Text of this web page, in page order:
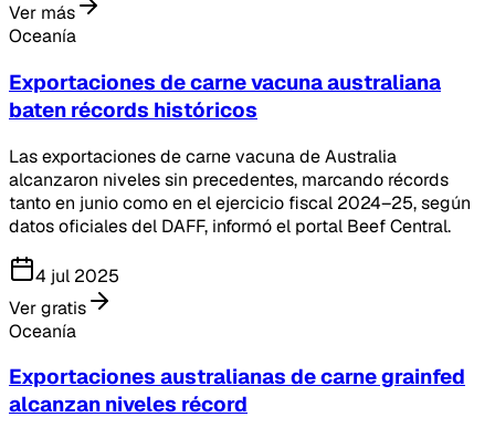
Ver más
Oceanía
Exportaciones de carne vacuna australiana
baten récords históricos
Las exportaciones de carne vacuna de Australia
alcanzaron niveles sin precedentes, marcando récords
tanto en junio como en el ejercicio fiscal 2024–25, según
datos oficiales del DAFF, informó el portal Beef Central.
4 jul 2025
Ver gratis
Oceanía
Exportaciones australianas de carne grainfed
alcanzan niveles récord